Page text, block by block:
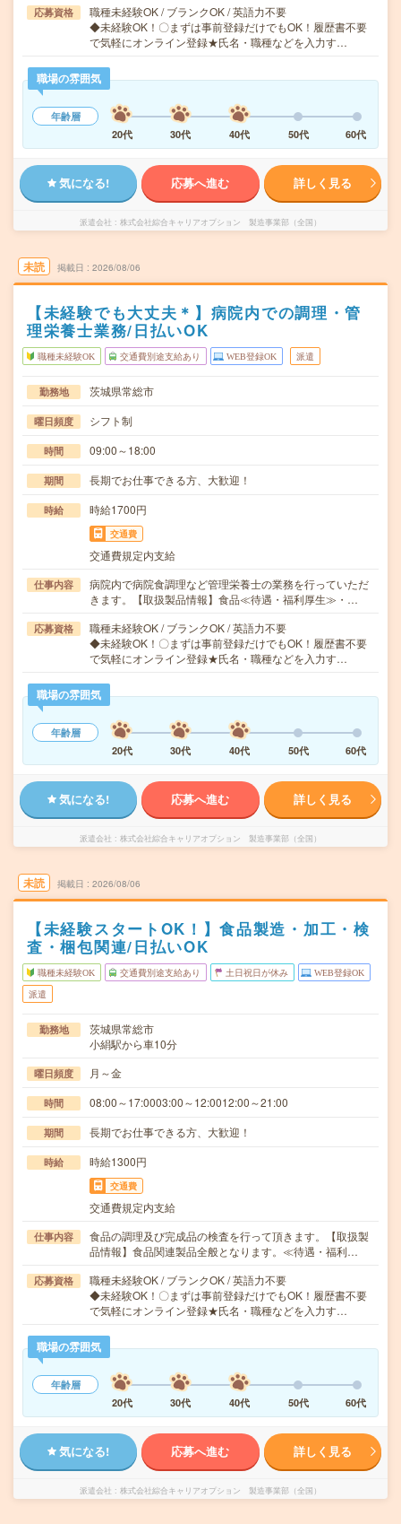
応募資格
職種未経験OK / ブランクOK / 英語力不要
◆未経験OK！〇まずは事前登録だけでもOK！履歴書不要
で気軽にオンライン登録★氏名・職種などを入力す…
職場の雰囲気
年齢層
20代
30代 40代 50代 60代
気になる! 応募へ進む 詳しく見る
派遣会社 株式会社綜合キャリアオプション 製造事業部（全国）
未読 掲載日 2026/08/06
【未経験でも大丈夫＊】病院内での調理・管
理栄養士業務/日払いOK
職種未経験OK 交通費別途支給あり WEB登録OK 派遣
勤務地 茨城県常総市
曜日頻度 シフト制
時間 09:00～18:00
期間 長期でお仕事できる方、大歓迎！
時給 時給1700円
交通費
交通費規定内支給
仕事内容
病院内で病院食調理など管理栄養士の業務を行っていただ
きます。【取扱製品情報】食品≪待遇・福利厚生≫・…
応募資格
職種未経験OK / ブランクOK / 英語力不要
◆未経験OK！〇まずは事前登録だけでもOK！履歴書不要
で気軽にオンライン登録★氏名・職種などを入力す…
職場の雰囲気
年齢層
20代
30代 40代 50代 60代
気になる! 応募へ進む 詳しく見る
派遣会社 株式会社綜合キャリアオプション 製造事業部（全国）
未読 掲載日 2026/08/06
【未経験スタートOK！】食品製造・加工・検
査・梱包関連/日払いOK
職種未経験OK 交通費別途支給あり 土日祝日が休み WEB登録OK
派遣
勤務地
茨城県常総市
小絹駅から車10分
曜日頻度 月～金
時間 08:00～17:0003:00～12:0012:00～21:00
期間 長期でお仕事できる方、大歓迎！
時給 時給1300円
交通費
交通費規定内支給
仕事内容
食品の調理及び完成品の検査を行って頂きます。【取扱製
品情報】食品関連製品全般となります。≪待遇・福利…
応募資格
職種未経験OK / ブランクOK / 英語力不要
◆未経験OK！〇まずは事前登録だけでもOK！履歴書不要
で気軽にオンライン登録★氏名・職種などを入力す…
職場の雰囲気
年齢層
20代
30代 40代 50代 60代
気になる! 応募へ進む 詳しく見る
派遣会社 株式会社綜合キャリアオプション 製造事業部（全国）